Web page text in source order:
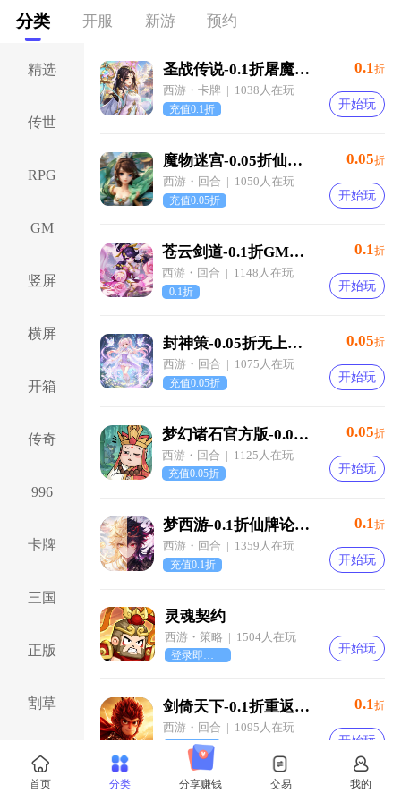
分类 开服 新游 预约
精选
传世
RPG
GM
竖屏
横屏
开箱
传奇
996
卡牌
三国
正版
割草
仙侠
圣战传说-0.1折屠魔西游-绿色服
西游・卡牌 | 1038人在玩
充值0.1折
0.1折
开始玩
魔物迷宫-0.05折仙与魔-绿色服
西游・回合 | 1050人在玩
充值0.05折
0.05折
开始玩
苍云剑道-0.1折GM大圣轮回-混服
西游・回合 | 1148人在玩
0.1折
0.1折
开始玩
封神策-0.05折无上仙灵-混服
西游・回合 | 1075人在玩
充值0.05折
0.05折
开始玩
梦幻诸石官方版-0.05折圆梦高返版-混服
西游・回合 | 1125人在玩
充值0.05折
0.05折
开始玩
梦西游-0.1折仙牌论道-混服
西游・回合 | 1359人在玩
充值0.1折
0.1折
开始玩
灵魂契约
西游・策略 | 1504人在玩
登录即享红色宠物
开始玩
剑倚天下-0.1折重返花果山-混服
西游・回合 | 1095人在玩
充值0.1折
0.1折
开始玩
0.05
首页 分类 分享赚钱 交易 我的